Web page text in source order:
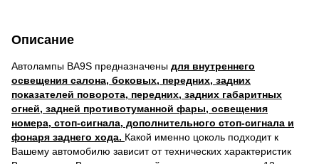
Описание
Автолампы BA9S предназначены для внутреннего
освещения салона, боковых, передних, задних
показателей поворота, передних, задних габаритных
огней, задней противотуманной фары, освещения
номера, стоп-сигнала, дополнительного стоп-сигнала и
фонаря заднего хода. Какой именно цоколь подходит к
Вашему автомобилю зависит от технических характеристик